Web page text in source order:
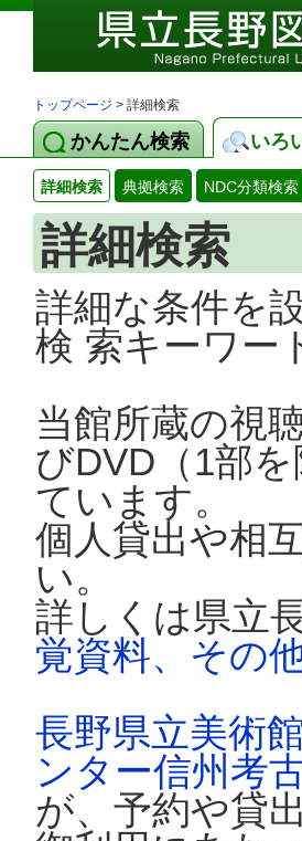
トップページ > 詳細検索
かんたん検索 いろ
詳細検索 典拠検索 NDC分類検索
詳細検索
詳細な条件を
検 索キーワー
当館所蔵の視
びDVD（1部
ています。
個人貸出や相
い。
詳しくは県立
覚資料、その
長野県立美術
ンター信州考
が、予約や貸